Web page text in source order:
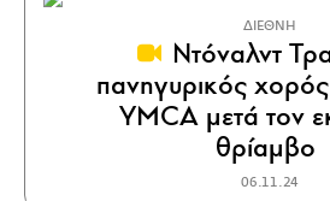
ΔΙΕΘΝΗ
Ντόναλντ
πανηγυρικός
YMCA μετά τον
θρίαμβο
06.11.24